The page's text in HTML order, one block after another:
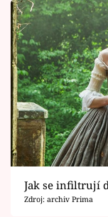
Vztahy
Seriály
Horoskopy
Sledujte
Filmový
Pořady
Jak se infiltrují
Zdroj: archiv Prima